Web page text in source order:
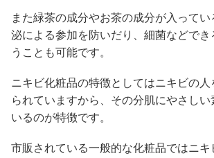
また緑茶の成分やお茶の成分が入って
泌による参加を防いだり、細菌などでき
うことも可能です。
ニキビ化粧品の特徴としてはニキビの人
られていますから、その分肌にやさしい
いるのが特徴です。
市販されている一般的な化粧品ではニ